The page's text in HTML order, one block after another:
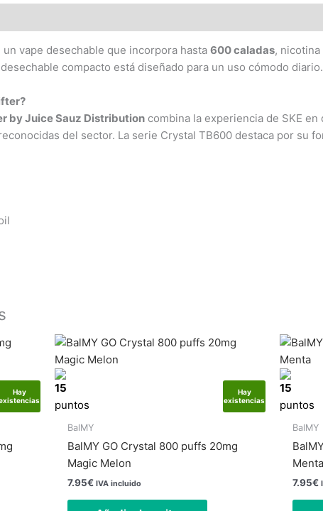
un vape desechable que incorpora hasta 600 caladas, nicotina
compacto está diseñado para un uso cómodo diario.
by Juice Sauz Distribution combina la experiencia de SKE
del sector. La serie Crystal TB600 destaca por su
Hay
Hay
existencias
15
puntos
BalMY
BalMY GO Crystal 800 puffs 20mg
Magic Melon
7.95€ IVA incluido
15
puntos
BalMY
Menta
7.95€